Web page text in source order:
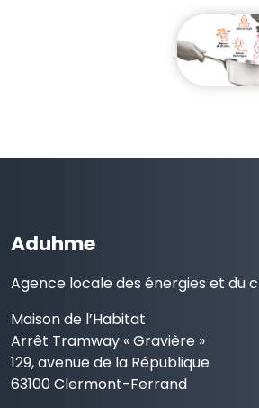
Aduhme
Agence locale des énergies et du
Maison de l’Habitat
Arrêt Tramway « Gravière »
129, avenue de la République
63100 Clermont-Ferrand